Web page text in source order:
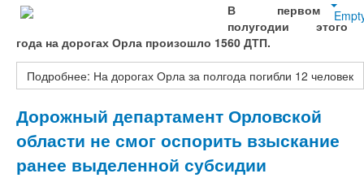
В первом
полугодии этого
года на дорогах Орла произошло 1560 ДТП.
Подробнее: На дорогах Орла за полгода погибли 12 человек
Дорожный департамент Орловской
области не смог оспорить взыскание
ранее выделенной субсидии